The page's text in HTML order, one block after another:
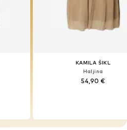
KAMILA ŠIKL
Haljina
54,90 €
KAMILA ŠIKL
Haljina
54,90 €